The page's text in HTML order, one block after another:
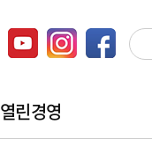
열린경영